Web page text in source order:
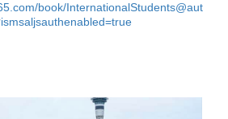
book/InternationalStudents@aut